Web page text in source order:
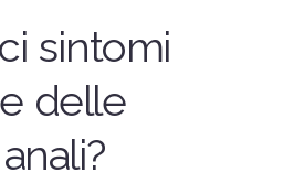
sintomi
delle